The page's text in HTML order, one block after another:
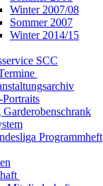
Winter 2007/08
Sommer 2007
Winter 2014/15
SCC
Programmheft